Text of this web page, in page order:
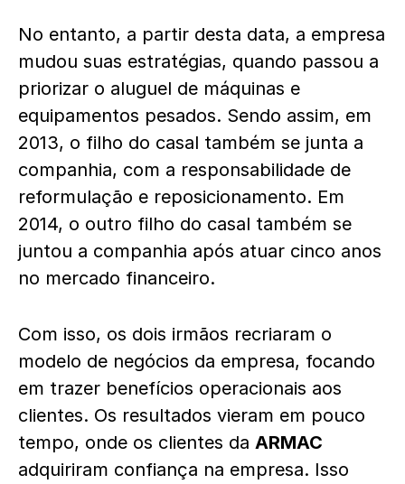
No entanto, a partir desta data, a empresa
mudou suas estratégias, quando passou a
priorizar o aluguel de máquinas e
equipamentos pesados. Sendo assim, em
2013, o filho do casal também se junta a
companhia, com a responsabilidade de
reformulação e reposicionamento. Em
2014, o outro filho do casal também se
juntou a companhia após atuar cinco anos
no mercado financeiro.
Com isso, os dois irmãos recriaram o
modelo de negócios da empresa, focando
em trazer benefícios operacionais aos
clientes. Os resultados vieram em pouco
tempo, onde os clientes da ARMAC
adquiriram confiança na empresa. Isso